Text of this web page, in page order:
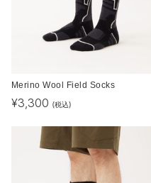
Merino Wool Field Socks
¥3,300 (税込)